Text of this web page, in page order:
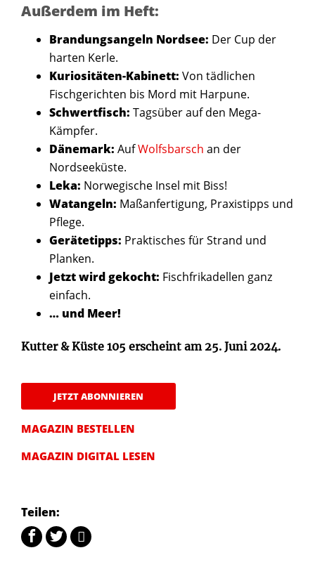
Außerdem im Heft:
Brandungsangeln Nordsee: Der Cup der
harten Kerle.
Kuriositäten-Kabinett: Von tädlichen
Fischgerichten bis Mord mit Harpune.
Schwertfisch: Tagsüber auf den Mega-
Kämpfer.
Dänemark: AufWolfsbarsch an der
Nordseeküste.
Leka: Norwegische Insel mit Biss!
Watangeln: Maßanfertigung, Praxistipps und
Pflege.
Gerätetipps: Praktisches für Strand und
Planken.
Jetzt wird gekocht: Fischfrikadellen ganz
einfach.
… und Meer!
Kutter & Küste 105 erscheint am 25. Juni 2024.
JETZT ABONNIEREN
MAGAZIN BESTELLEN
MAGAZIN DIGITAL LESEN
Teilen: